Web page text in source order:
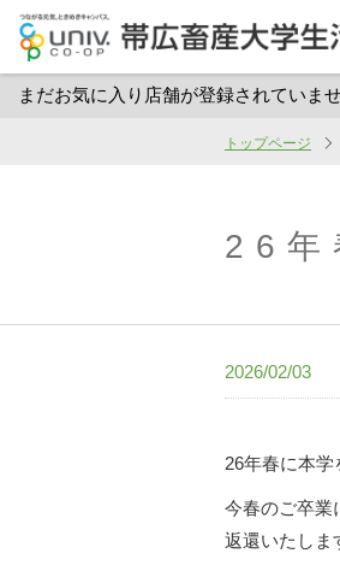
ン
まだお気に入り店舗が登録されていませ
トップページ
26年
2026/02/03
26年春に本学
今春のご卒業
返還いたしま